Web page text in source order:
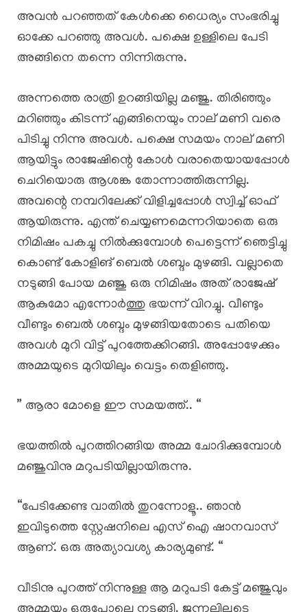
അവൻ പറഞ്ഞത് കേൾക്കെ ധൈര്യം സംഭരിച്ചു
ഓക്കേ പറഞ്ഞു അവൾ. പക്ഷെ ഉള്ളിലെ പേടി
അങ്ങിനെ തന്നെ നിന്നിരുന്നു.
അന്നത്തെ രാത്രി ഉറങ്ങിയില്ല മഞ്ജു. തിരിഞ്ഞും
മറിഞ്ഞും കിടന്ന് എങ്ങിനെയും നാല് മണി വരെ
പിടിച്ചു നിന്നു അവൾ. പക്ഷെ സമയം നാല് മണി
ആയിട്ടും രാജേഷിന്റെ കോൾ വരാതെയായപ്പോൾ
ചെറിയൊരു ആശങ്ക തോന്നാത്തിരുന്നില്ല.
അവന്റെ നമ്പറിലേക്ക് വിളിച്ചപ്പോൾ സ്വിച്ച് ഓഫ്‌
ആയിരുന്നു. എന്ത് ചെയ്യണമെന്നറിയാതെ ഒരു
നിമിഷം പകച്ചു നിൽക്കുമ്പോൾ പെട്ടെന്ന് ഞെട്ടിച്ചു
കൊണ്ട് കോളിങ്‌ ബെൽ ശബ്ദം മുഴങ്ങി. വല്ലാതെ
നടുങ്ങി പോയ മഞ്ജു ഒരു നിമിഷം അത് രാജേഷ്
ആകുമോ എന്നോർത്തു ഭയന്ന് വിറച്ചു. വീണ്ടും
വീണ്ടും ബെൽ ശബ്ദം മുഴങ്ങിയതോടെ പതിയെ
അവൾ മുറി വിട്ട് പുറത്തേക്കിറങ്ങി. അപ്പോഴേക്കും
അമ്മയുടെ മുറിയിലും വെട്ടം തെളിഞ്ഞു.
” ആരാ മോളെ ഈ സമയത്ത്.. “
ഭയത്തിൽ പുറത്തിറങ്ങിയ അമ്മ ചോദിക്കുമ്പോൾ
മഞ്ജുവിനു മറുപടിയില്ലായിരുന്നു.
“പേടിക്കേണ്ട വാതിൽ തുറന്നോളൂ.. ഞാൻ
ഇവിടുത്തെ സ്റ്റേഷനിലെ എസ് ഐ ഷാനവാസ്
ആണ്. ഒരു അത്യാവശ്യ കാര്യമുണ്ട്. “
വീടിനു പുറത്ത് നിന്നുള്ള ആ മറുപടി കേട്ട് മഞ്ജുവും